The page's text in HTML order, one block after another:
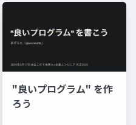
"良いプログラム" を作
ろう